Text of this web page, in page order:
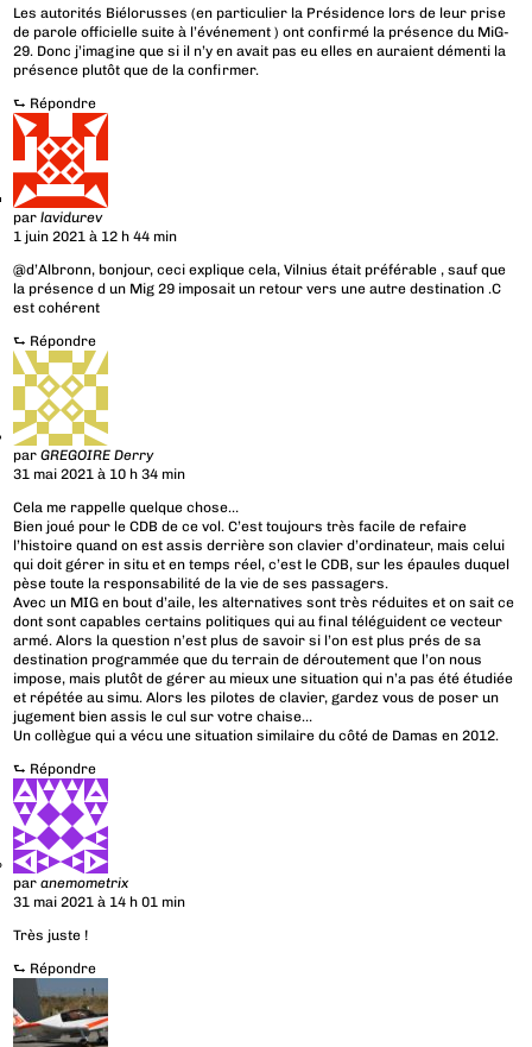
Les autorités Biélorusses (en particulier la Présidence lors de leur prise
de parole officielle suite à l’événement ) ont confirmé la présence du MiG-
29. Donc j’imagine que si il n’y en avait pas eu elles en auraient démenti la
présence plutôt que de la confirmer.
⮑ Répondre
parlavidurev
1 juin 2021 à 12 h 44 min
@d’Albronn, bonjour, ceci explique cela, Vilnius était préférable , sauf que
la présence d un Mig 29 imposait un retour vers une autre destination .C
est cohérent
⮑ Répondre
parGREGOIRE Derry
31 mai 2021 à 10 h 34 min
Cela me rappelle quelque chose…
Bien joué pour le CDB de ce vol. C’est toujours très facile de refaire
l’histoire quand on est assis derrière son clavier d’ordinateur, mais celui
qui doit gérer in situ et en temps réel, c’est le CDB, sur les épaules duquel
pèse toute la responsabilité de la vie de ses passagers.
Avec un MIG en bout d’aile, les alternatives sont très réduites et on sait ce
dont sont capables certains politiques qui au final téléguident ce vecteur
armé. Alors la question n’est plus de savoir si l’on est plus prés de sa
destination programmée que du terrain de déroutement que l’on nous
impose, mais plutôt de gérer au mieux une situation qui n’a pas été étudiée
et répétée au simu. Alors les pilotes de clavier, gardez vous de poser un
jugement bien assis le cul sur votre chaise…
Un collègue qui a vécu une situation similaire du côté de Damas en 2012.
⮑ Répondre
paranemometrix
31 mai 2021 à 14 h 01 min
Très juste !
⮑ Répondre